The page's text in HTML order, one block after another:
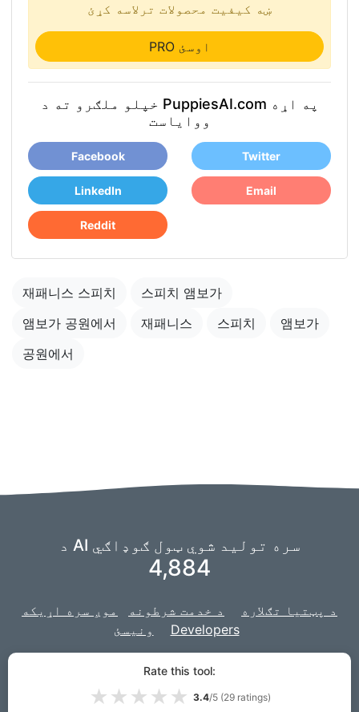
ښه کیفیت محصولات ترلاسه کړئ
PRO اوسئ
خپلو ملګرو ته د PuppiesAI.com په اړه
ووایاست
Facebook Twitter
LinkedIn Email
Reddit
재패니스 스피치
스피치 앰보가
앰보가 공원에서
재패니스 스피치
앰보가
공원에서
د AI سره تولید شوي ټول ګوډاګي
4,884
د پټتیا تګلاره د خدمت شرطونه
موږ سره اړیکه
ونیسئ
Developers
تخیلاتوفورک کاروو،
Rate this tool:
★ ★ ★ ★ ★ 3.4/5 (29ratings)